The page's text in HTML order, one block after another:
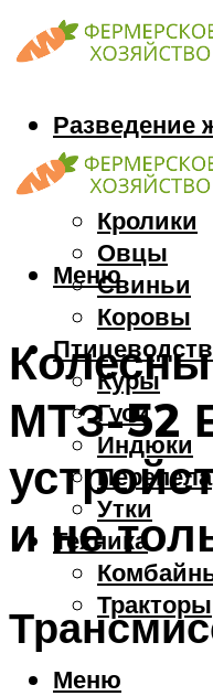
Разведение
Козы
Кони
Кролики
Овцы
Свиньи
Коровы
Куры
Гуси
Индюки
Перепела
Утки
Техника
Тракторы
Меню
Меню
МТЗ-52
и не